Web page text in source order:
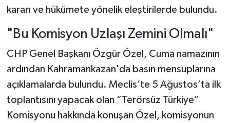
kararı ve hükümete yönelik eleştirilerde bulundu.
"Bu Komisyon Uzlaşı Zemini Olmalı"
CHP Genel Başkanı Özgür Özel, Cuma namazının
ardından Kahramankazan'da basın mensuplarına
açıklamalarda bulundu. Meclis’te 5 Ağustos’ta ilk
toplantısını yapacak olan “Terörsüz Türkiye”
Komisyonu hakkında konuşan Özel, komisyonun